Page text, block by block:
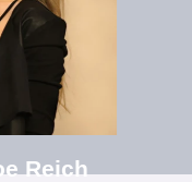
Reich
im Fach Musical
& Management, M.A. Soziale
Choreografin, Tanzpädagogin